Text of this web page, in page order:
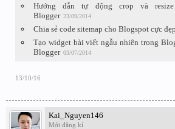
Hướng dẫn tự động crop và
Blogger 23/09/2014
Chia sẻ code sitemap cho Blogspot cực đẹp
Tạo widget bài viết ngẫu nhiên trong
Blogger 03/07/2014
13/10/16
Kai_Nguyen146
Mới đăng kí